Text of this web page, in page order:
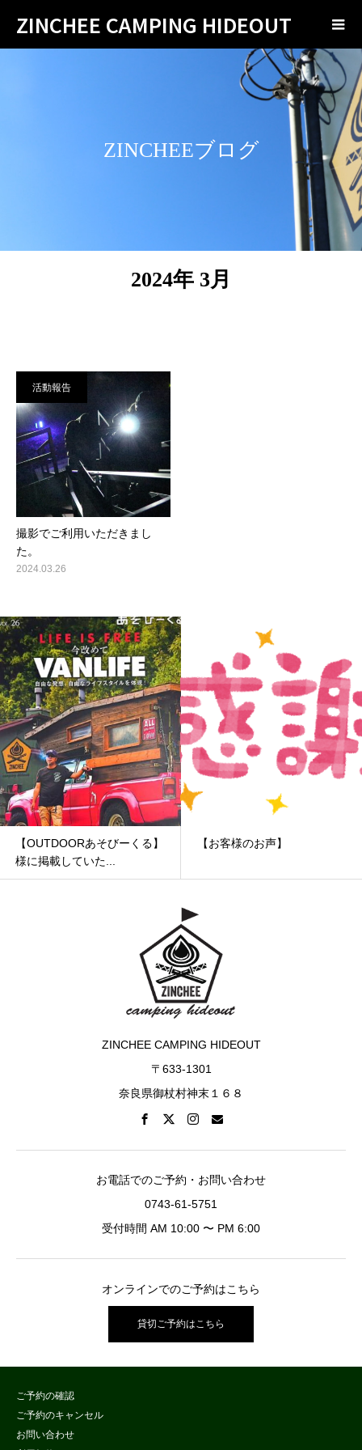
ZINCHEE CAMPING HIDEOUT
ZINCHEEブログ
2024年 3月
活動報告
撮影でご利用いただきまし
た。
2024.03.26
【OUTDOORあそびーくる】
様に掲載していた...
【お客様のお声】
ZINCHEE CAMPING HIDEOUT
〒633-1301
奈良県御杖村神末１６８
お電話でのご予約・お問い合わせ
0743-61-5751
受付時間 AM 10:00 〜 PM 6:00
オンラインでのご予約はこちら
貸切ご予約はこちら
ご予約の確認
ご予約のキャンセル
お問い合わせ